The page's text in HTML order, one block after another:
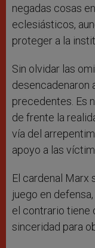
negadas cosas
eclesiásticos,
proteger a la
Sin olvidar las
desencadenaron
precedentes. Es
de frente la
vía del
apoyo a las
El cardenal Marx
juego en
el contrario tiene
sinceridad para